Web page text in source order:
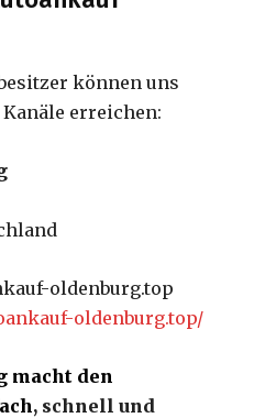
können uns
erreichen:
oldenburg.top
oldenburg.top/
macht den
, schnell und